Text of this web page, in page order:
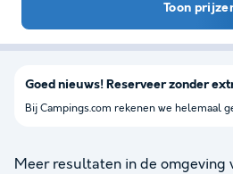
Toon
Meer resultaten in de omgeving
Goed nieuws! Reserveer zonder
Bij Campings.com rekenen we helemaal